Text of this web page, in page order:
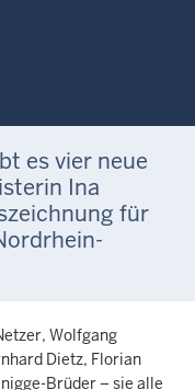
es vier neue
Ina
für
Wolfgang
Dietz, Florian
Brüder – sie alle